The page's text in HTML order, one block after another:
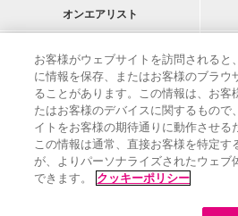
オンエアリスト
アーティストリスト
M-ON!
RECOMMEND
インフォメーション | プレ
MUSIC ON! TV（エムオン!）と
サイト案内
| エムオン!友の会
お客様がウェブサイトを訪問されると
に情報を保存、またはお客様のブラウ
ることがあります。この情報は、お客
たはお客様のデバイスに関するもので
イトをお客様の期待通りに動作させる
この情報は通常、直接お客様を特定す
が、よりパーソナライズされたウェブ
できます。
クッキーポリシー